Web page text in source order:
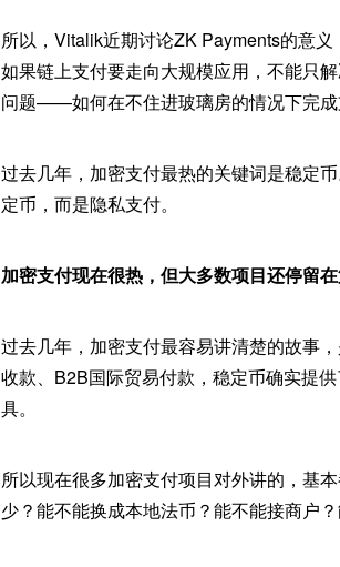
所以，Vitalik近期讨论ZK Payments的意
如果链上支付要走向大规模应用，不能只
问题——如何在不住进玻璃房的情况下完成
过去几年，加密支付最热的关键词是稳定
定币，而是隐私支付。
加密支付现在很热，但大多数项目还停留
过去几年，加密支付最容易讲清楚的故事
收款、B2B国际贸易付款，稳定币确实提
具。
所以现在很多加密支付项目对外讲的，基
少？能不能换成本地法币？能不能接商户